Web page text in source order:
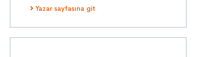
Yazar sayfasına git